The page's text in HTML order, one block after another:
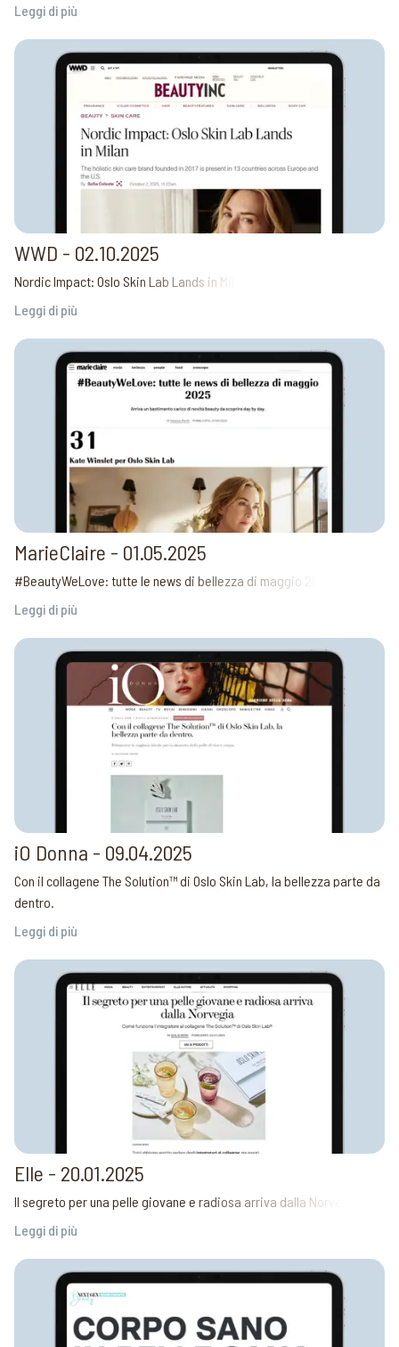
Leggi di più
WWD - 02.10.2025
Nordic Impact: Oslo Skin Lab Lands in Milan
Leggi di più
MarieClaire - 01.05.2025
#BeautyWeLove: tutte le news di bellezza di maggio 2025
Leggi di più
iO Donna - 09.04.2025
Con il collagene The Solution™ di Oslo Skin Lab, la bellezza parte da
dentro.
Leggi di più
Elle - 20.01.2025
Il segreto per una pelle giovane e radiosa arriva dalla Norvegia
Leggi di più